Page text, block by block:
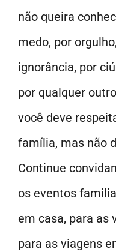
não queira
medo, por
ignorância, por
por qualquer
você deve
família, mas não
Continue
os eventos
em casa, para as
para as viagens